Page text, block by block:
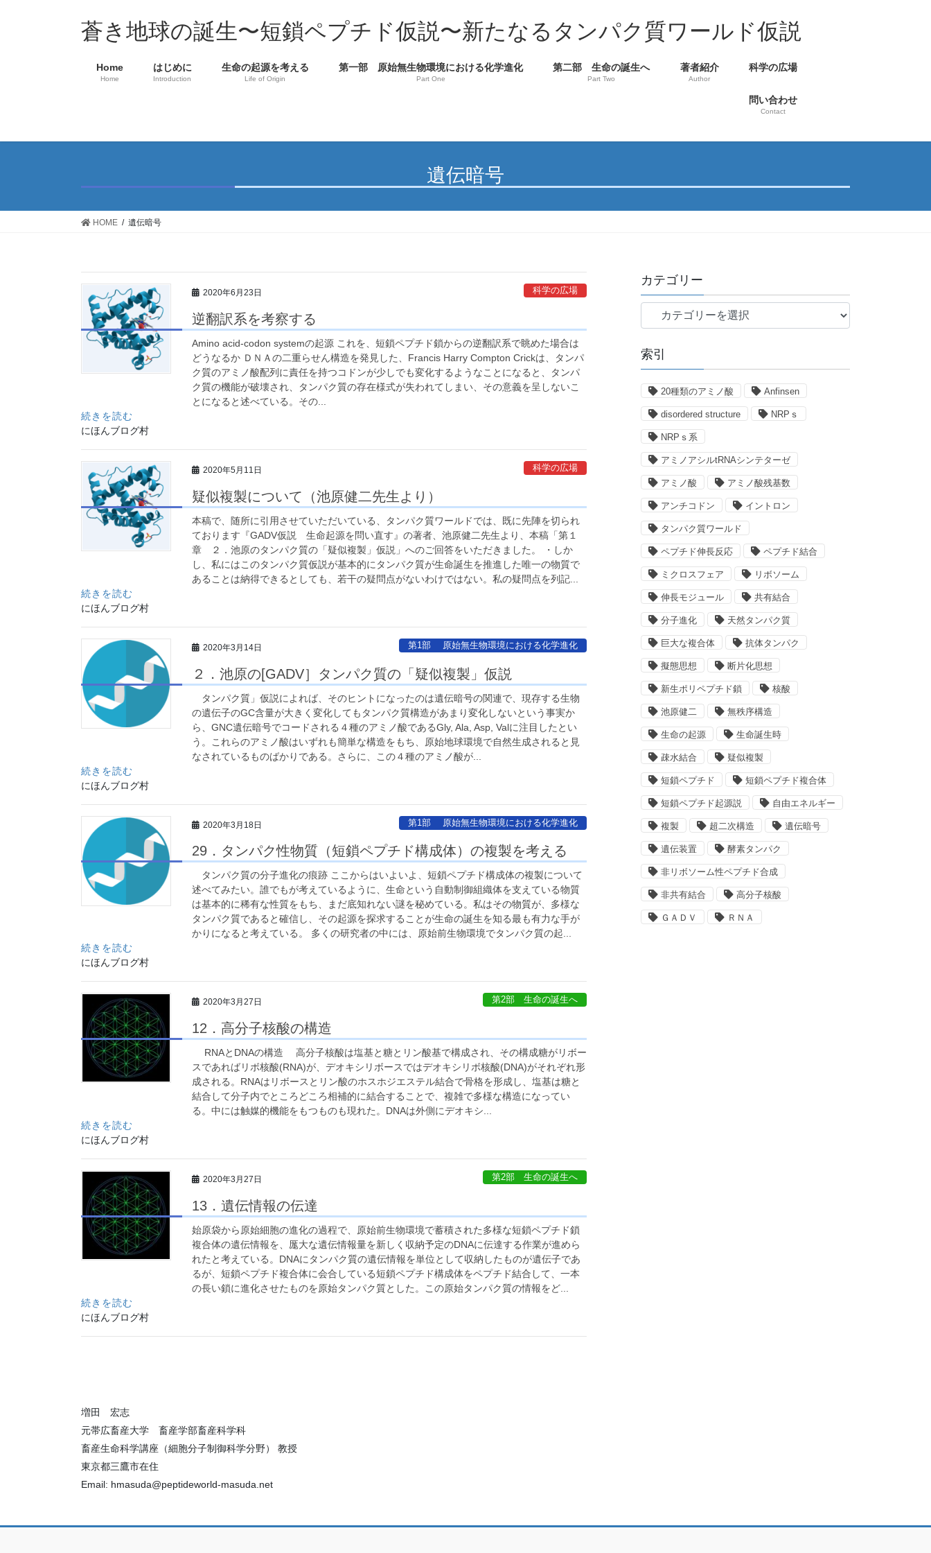
ッ
移
蒼き地球の誕生〜短鎖ペプチド仮説〜新たなるタンパク質ワールド仮説
Home
Home
はじめに
Introduction
生命の起源を考える
Life of Origin
第一部 原始無生物環境における化学進化
Part One
第二部 生命の誕生へ
Part Two
著者紹介
Author
科学の広場
問い合わせ
Contact
遺伝暗号
HOME 遺伝暗号
2020年6月23日 科学の広場
逆翻訳系を考察する
Amino acid-codon systemの起源 これを、短鎖ペプチド鎖からの逆翻訳系で眺めた場合は
どうなるか ＤＮＡの二重らせん構造を発見した、Francis Harry Compton Crickは、タンパ
ク質のアミノ酸配列に責任を持つコドンが少しでも変化するようなことになると、タンパ
ク質の機能が破壊され、タンパク質の存在様式が失われてしまい、その意義を呈しないこ
とになると述べている。その...
続きを読む
にほんブログ村
2020年5月11日 科学の広場
疑似複製について（池原健二先生より）
本稿で、随所に引用させていただいている、タンパク質ワールドでは、既に先陣を切られ
ております『GADV仮説 生命起源を問い直す』の著者、池原健二先生より、本稿「第１
章 ２．池原のタンパク質の「疑似複製」仮説」へのご回答をいただきました。 ・しか
し、私にはこのタンパク質仮説が基本的にタンパク質が生命誕生を推進した唯一の物質で
あることは納得できるとしても、若干の疑問点がないわけではない。私の疑問点を列記...
続きを読む
にほんブログ村
2020年3月14日 第1部 原始無生物環境における化学進化
２．池原の[GADV］タンパク質の「疑似複製」仮説
タンパク質」仮説によれば、そのヒントになったのは遺伝暗号の関連で、現存する生物
の遺伝子のGC含量が大きく変化してもタンパク質構造があまり変化しないという事実か
ら、GNC遺伝暗号でコードされる４種のアミノ酸であるGly, Ala, Asp, Valに注目したとい
う。これらのアミノ酸はいずれも簡単な構造をもち、原始地球環境で自然生成されると見
なされているものばかりである。さらに、この４種のアミノ酸が...
続きを読む
にほんブログ村
2020年3月18日 第1部 原始無生物環境における化学進化
29．タンパク性物質（短鎖ペプチド構成体）の複製を考える
タンパク質の分子進化の痕跡 ここからはいよいよ、短鎖ペプチド構成体の複製について
述べてみたい。誰でもが考えているように、生命という自動制御組織体を支えている物質
は基本的に稀有な性質をもち、まだ底知れない謎を秘めている。私はその物質が、多様な
タンパク質であると確信し、その起源を探求することが生命の誕生を知る最も有力な手が
かりになると考えている。 多くの研究者の中には、原始前生物環境でタンパク質の起...
続きを読む
にほんブログ村
2020年3月27日 第2部 生命の誕生へ
12．高分子核酸の構造
RNAとDNAの構造 高分子核酸は塩基と糖とリン酸基で構成され、その構成糖がリボー
スであればリボ核酸(RNA)が、デオキシリボースではデオキシリボ核酸(DNA)がそれぞれ形
成される。RNAはリボースとリン酸のホスホジエステル結合で骨格を形成し、塩基は糖と
結合して分子内でところどころ相補的に結合することで、複雑で多様な構造になってい
る。中には触媒的機能をもつものも現れた。DNAは外側にデオキシ...
続きを読む
にほんブログ村
2020年3月27日 第2部 生命の誕生へ
13．遺伝情報の伝達
始原袋から原始細胞の進化の過程で、原始前生物環境で蓄積された多様な短鎖ペプチド鎖
複合体の遺伝情報を、厖大な遺伝情報量を新しく収納予定のDNAに伝達する作業が進めら
れたと考えている。DNAにタンパク質の遺伝情報を単位として収納したものが遺伝子であ
るが、短鎖ペプチド複合体に会合している短鎖ペプチド構成体をペプチド結合して、一本
の長い鎖に進化させたものを原始タンパク質とした。この原始タンパク質の情報をど...
続きを読む
にほんブログ村
カテゴリー
テ
リ
索引
20種類のアミノ酸 Anfinsen
disordered structure NRPｓ
NRPｓ系
アミノアシルtRNAシンテターゼ
アミノ酸 アミノ酸残基数
アンチコドン イントロン
タンパク質ワールド
ペプチド伸長反応 ペプチド結合
ミクロスフェア リボソーム
伸長モジュール 共有結合
分子進化 天然タンパク質
巨大な複合体 抗体タンパク
擬態思想 断片化思想
新生ポリペプチド鎖 核酸
池原健二 無秩序構造
生命の起源 生命誕生時
疎水結合 疑似複製
短鎖ペプチド 短鎖ペプチド複合体
短鎖ペプチド起源説 自由エネルギー
複製 超二次構造 遺伝暗号
遺伝装置 酵素タンパク
非リボソーム性ペプチド合成
非共有結合 高分子核酸
ＧＡＤＶ ＲＮＡ
増田 宏志
元帯広畜産大学 畜産学部畜産科学科
畜産生命科学講座（細胞分子制御科学分野） 教授
東京都三鷹市在住
Email: hmasuda@peptideworld-masuda.net